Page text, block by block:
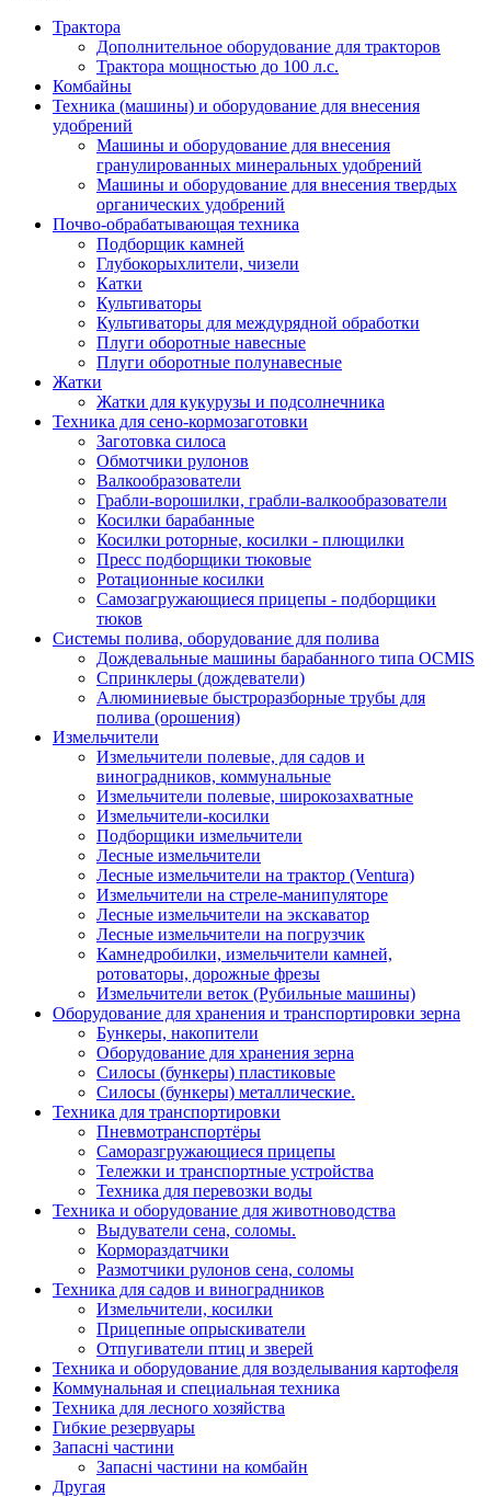
Трактора
Дополнительное оборудование для тракторов
Трактора мощностью до 100 л.с.
Комбайны
Техника (машины) и оборудование для внесения
удобрений
Машины и оборудование для внесения
гранулированных минеральных удобрений
Машины и оборудование для внесения твердых
органических удобрений
Почво-обрабатывающая техника
Подборщик камней
Глубокорыхлители, чизели
Катки
Культиваторы
Культиваторы для междурядной обработки
Плуги оборотные навесные
Плуги оборотные полунавесные
Жатки
Жатки для кукурузы и подсолнечника
Техника для сено-кормозаготовки
Заготовка силоса
Обмотчики рулонов
Валкообразователи
Грабли-ворошилки, грабли-валкообразователи
Косилки барабанные
Косилки роторные, косилки - плющилки
Пресс подборщики тюковые
Ротационные косилки
Самозагружающиеся прицепы - подборщики
тюков
Системы полива, оборудование для полива
Дождевальные машины барабанного типа OCMIS
Спринклеры (дождеватели)
Алюминиевые быстроразборные трубы для
полива (орошения)
Измельчители
Измельчители полевые, для садов и
виноградников, коммунальные
Измельчители полевые, широкозахватные
Измельчители-косилки
Подборщики измельчители
Лесные измельчители
Лесные измельчители на трактор (Ventura)
Измельчители на стреле-манипуляторе
Лесные измельчители на экскаватор
Лесные измельчители на погрузчик
Камнедробилки, измельчители камней,
ротоваторы, дорожные фрезы
Измельчители веток (Рубильные машины)
Оборудование для хранения и транспортировки зерна
Бункеры, накопители
Оборудование для хранения зерна
Силосы (бункеры) пластиковые
Силосы (бункеры) металлические.
Техника для транспортировки
Пневмотранспортёры
Саморазгружающиеся прицепы
Тележки и транспортные устройства
Техника для перевозки воды
Техника и оборудование для животноводства
Выдуватели сена, соломы.
Кормораздатчики
Размотчики рулонов сена, соломы
Техника для садов и виноградников
Измельчители, косилки
Прицепные опрыскиватели
Отпугиватели птиц и зверей
Техника и оборудование для возделывания картофеля
Коммунальная и специальная техника
Техника для лесного хозяйства
Гибкие резервуары
Запасні частини
Запасні частини на комбайн
Другая